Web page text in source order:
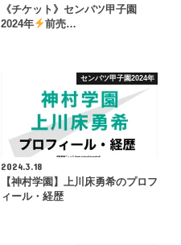
《チケット》センバツ甲子園
2024年
前売…
センバツ甲子園2024年
2024.3.18
【神村学園】上川床勇希のプロフ
ィール・経歴